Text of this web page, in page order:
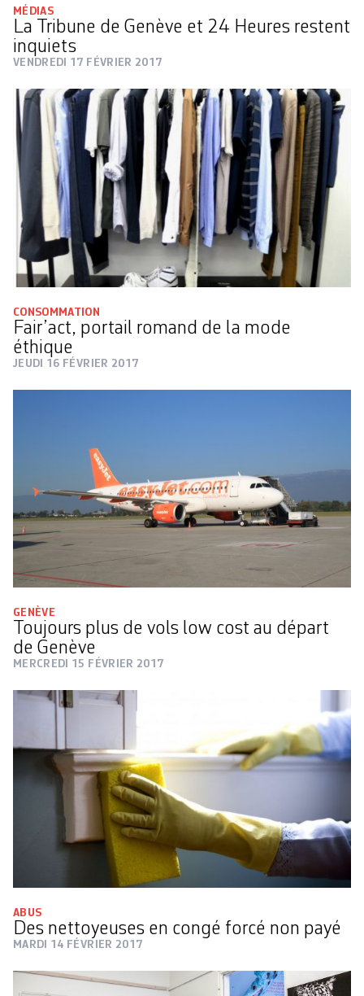
MÉDIAS
La Tribune de Genève et 24 Heures restent
inquiets
VENDREDI 17 FÉVRIER 2017
CONSOMMATION
Fair’act, portail romand de la mode
éthique
JEUDI 16 FÉVRIER 2017
GENÈVE
Toujours plus de vols low cost au départ
de Genève
MERCREDI 15 FÉVRIER 2017
ABUS
Des nettoyeuses en congé forcé non payé
MARDI 14 FÉVRIER 2017